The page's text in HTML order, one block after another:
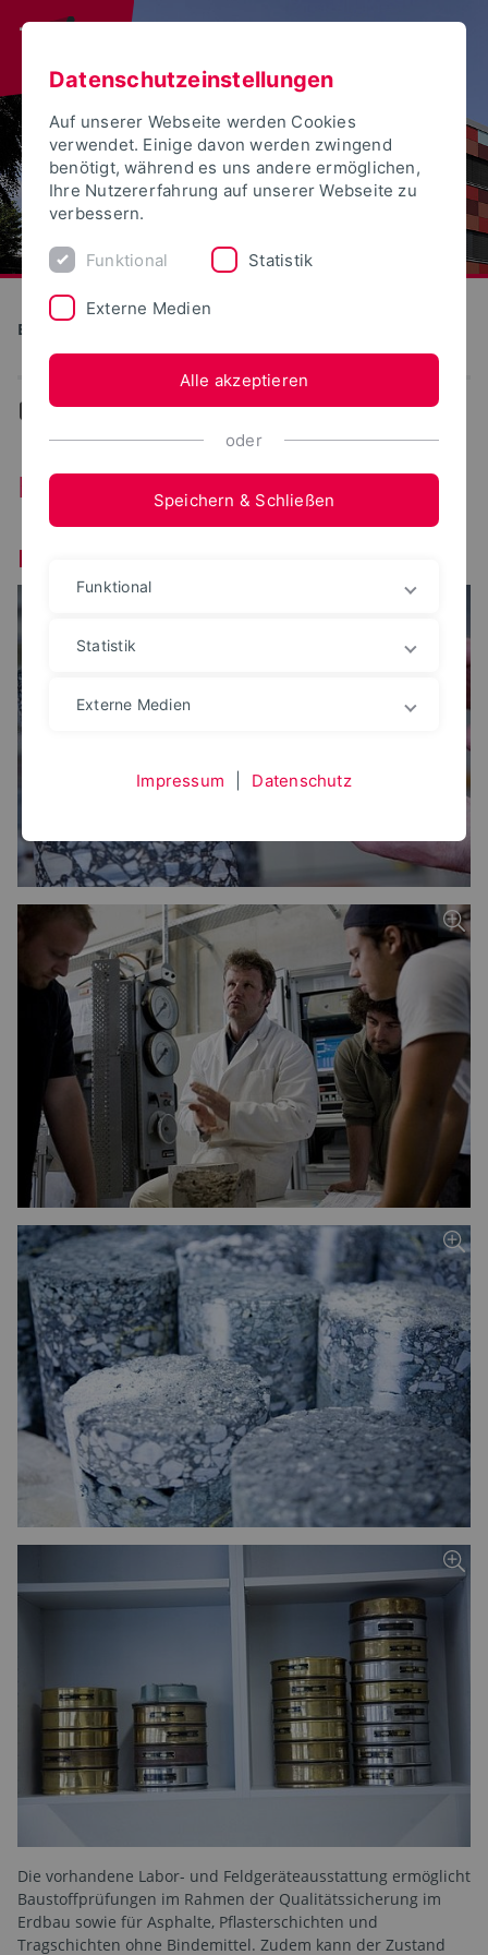
Bauen und Umwelt
... Erd- und Straßenbau
Erd- und Straßenbau
Labor für Erd- und Straßenbau
Die vorhandene Labor- und Feldgeräteausstattung ermöglicht
Baustoffprüfungen im Rahmen der Qualitätssicherung im
Erdbau sowie für Asphalte, Pflasterschichten und
Tragschichten ohne Bindemittel. Zudem kann der Zustand
Datenschutzeinstellungen
Auf unserer Webseite werden Cookies
verwendet. Einige davon werden zwingend
benötigt, während es uns andere ermöglichen,
Ihre Nutzererfahrung auf unserer Webseite zu
verbessern.
Funktional Statistik
Externe Medien
Alle akzeptieren
oder
Speichern & Schließen
Funktional
Statistik
Externe Medien
Impressum Datenschutz